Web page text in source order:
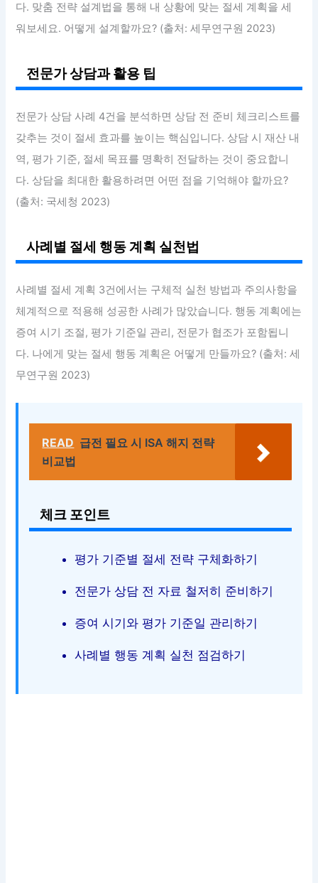
다. 맞춤 전략 설계법을 통해 내 상황에 맞는 절세 계획을 세
워보세요. 어떻게 설계할까요? (출처: 세무연구원 2023)
전문가 상담과 활용 팁
전문가 상담 사례 4건을 분석하면 상담 전 준비 체크리스트를
갖추는 것이 절세 효과를 높이는 핵심입니다. 상담 시 재산 내
역, 평가 기준, 절세 목표를 명확히 전달하는 것이 중요합니
다. 상담을 최대한 활용하려면 어떤 점을 기억해야 할까요?
(출처: 국세청 2023)
사례별 절세 행동 계획 실천법
사례별 절세 계획 3건에서는 구체적 실천 방법과 주의사항을
체계적으로 적용해 성공한 사례가 많았습니다. 행동 계획에는
증여 시기 조절, 평가 기준일 관리, 전문가 협조가 포함됩니
다. 나에게 맞는 절세 행동 계획은 어떻게 만들까요? (출처: 세
무연구원 2023)
READ 급전 필요 시 ISA 해지 전략
비교법
체크 포인트
평가 기준별 절세 전략 구체화하기
전문가 상담 전 자료 철저히 준비하기
증여 시기와 평가 기준일 관리하기
사례별 행동 계획 실천 점검하기